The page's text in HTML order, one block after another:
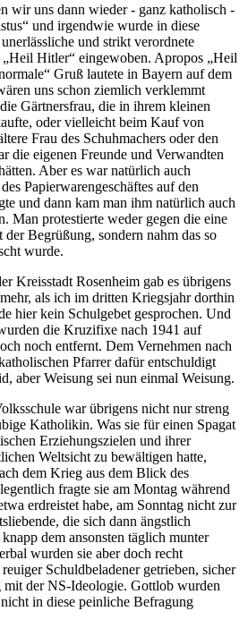
wir uns dann wieder - ganz katholisch -
und irgendwie wurde in diese
und strikt verordnete
Heil Hitler eingewoben. Apropos
Heil
Gruß lautete in Bayern auf dem
uns schon ziemlich verklemmt
Gärtnersfrau, die in ihrem kleinen
oder vielleicht beim Kauf von
Frau des Schuhmachers oder den
die eigenen Freunde und Verwandten
Aber es war natürlich auch
Papierwarengeschäftes auf den
und dann kam man ihm natürlich auch
Man protestierte weder gegen die eine
Begrüßung, sondern nahm das so
wurde.
Kreisstadt Rosenheim gab es übrigens
als ich im dritten Kriegsjahr dorthin
hier kein Schulgebet gesprochen. Und
die Kruzifixe nach 1941 auf
noch entfernt. Dem Vernehmen nach
Pfarrer dafür entschuldigt
aber Weisung sei nun einmal Weisung.
war übrigens nicht nur streng
Katholikin. Was sie für einen Spagat
Erziehungszielen und ihrer
Weltsicht zu bewältigen hatte,
dem Krieg aus dem Blick des
fragte sie am Montag während
erdreistet habe, am Sonntag nicht zur
die sich dann ängstlich
dem ansonsten täglich munter
wurden sie aber doch recht
Schuldbeladener getrieben, sicher
der NS-Ideologie. Gottlob wurden
in diese peinliche Befragung